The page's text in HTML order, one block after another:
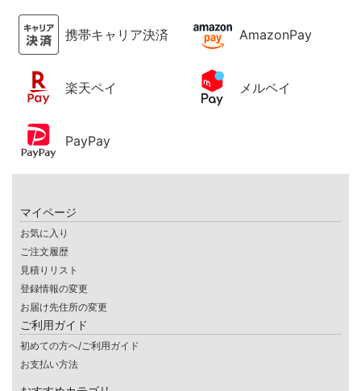
携帯キャリア決済 AmazonPay
楽天ペイ メルペイ
PayPay
マイページ
お気に入り
ご注文履歴
見積りリスト
登録情報の変更
お届け先住所の変更
ご利用ガイド
初めての方へ/ご利用ガイド
お支払い方法